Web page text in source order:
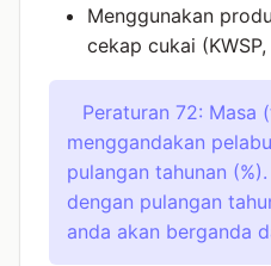
Menggunakan
cekap cukai
Peraturan 72: Masa
menggandakan
pulangan tahunan
dengan pulangan
anda akan berganda